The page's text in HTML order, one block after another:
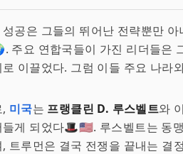
성공은 그들의 뛰어난 전략뿐만
요 연합국들이 가진 리더들은
이끌었다. 그럼 이들 주요 나라
미국는 프랭클린 D. 루스벨트와
들게 되었다🎩🇺🇸. 루스벨트는 동
트루먼은 결국 전쟁을 끝내는 결